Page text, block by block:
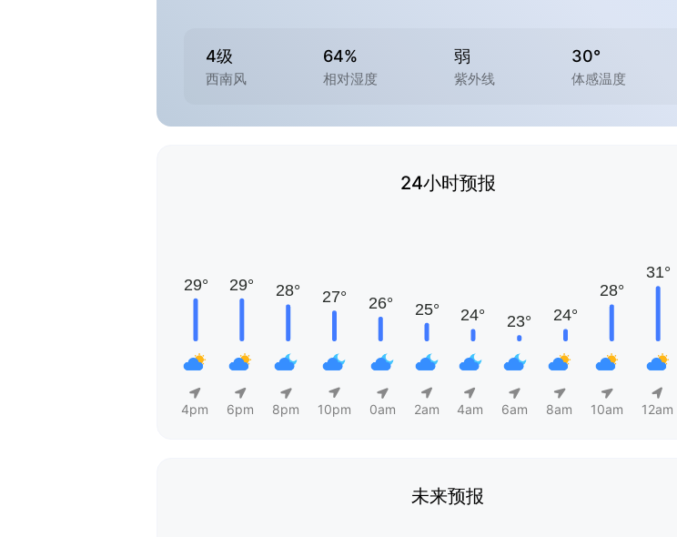
4级
西南风
64%
相对湿度
弱
紫外线
30°
体感温度
24小时预报
4pm 6pm 8pm 10pm 0am 2am 4am 6am 8am 10am 12am
未来预报